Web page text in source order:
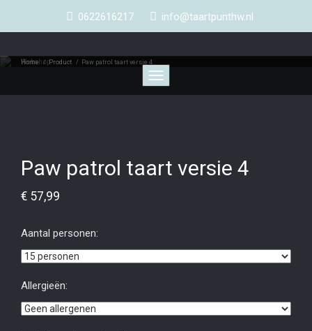
0622616217 info@taartpunthw.nl
Toggle
navigation
Webshop
Home /Product / Paw patrol taart versie 4
Paw patrol taart versie 4
€ 57,99
Aantal personen:
Allergieën: